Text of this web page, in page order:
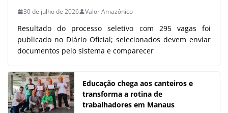
30 de julho de 2026 Valor Amazônico
Resultado do processo seletivo com 295 vagas foi
publicado no Diário Oficial; selecionados devem enviar
documentos pelo sistema e comparecer
Educação chega aos canteiros e
transforma a rotina de
trabalhadores em Manaus